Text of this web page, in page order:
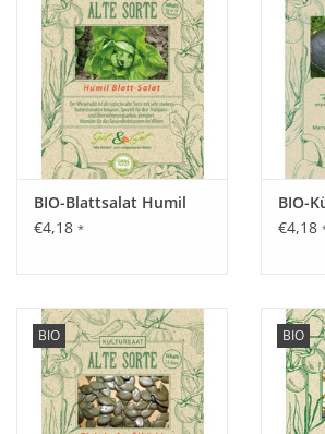
Verwendung:
Gekocht als Salatgemüse, für
Färbemittel. Sehr vitaminreiches Gemüse.
Tipp:
Lagerung in kühlen aber frostsicheren
Inhalt:
100 Korn
BIO-Blattsalat Humil
€4,18 *
BIO-
€4,18
BIO BIO